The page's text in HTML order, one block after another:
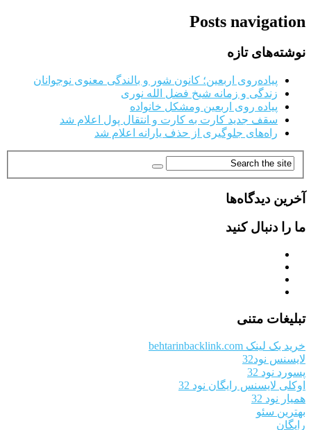
Posts navigation
نوشته‌های تازه
پیاده‌روی اربعین؛ کانون شور و بالندگی معنوی نوجوانان
زندگی و زمانه شیخ فضل الله نوری
پیاده روی اربعین ومشکل خانواده
سقف جدید کارت به کارت و انتقال پول اعلام شد
راه‌های جلوگیری از حذف یارانه اعلام شد
آخرین دیدگاه‌ها
ما را دنبال کنید
تبلیغات متنی
خرید بک لینک behtarinbacklink.com
لایسنس نود32
پسورد نود 32
اوکلی لایسنس رایگان نود 32
همیار نود 32
بهترین سئو
رایگان